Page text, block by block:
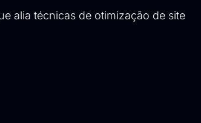
alia técnicas de otimização de site